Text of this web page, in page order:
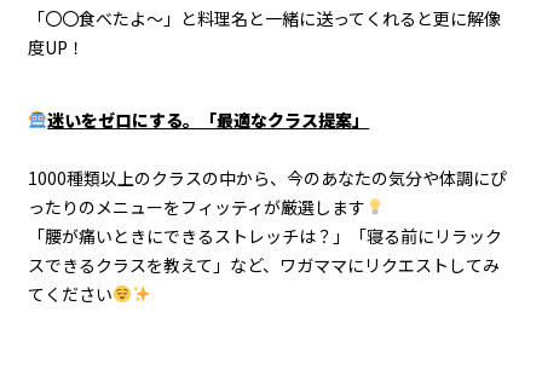
「〇〇食べたよ～」と料理名と一緒に送ってくれると更に解像
度UP！
迷いをゼロにする。「最適なクラス提案」
1000種類以上のクラスの中から、今のあなたの気分や体調にぴ
ったりのメニューをフィッティが厳選します
「腰が痛いときにできるストレッチは？」「寝る前にリラック
スできるクラスを教えて」など、ワガママにリクエストしてみ
てください